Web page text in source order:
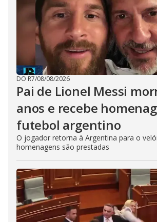
DO R7/08/08/2026
Pai de Lionel Messi
anos e recebe
futebol argentino
O jogador retorna à Argentina para o
homenagens são prestadas